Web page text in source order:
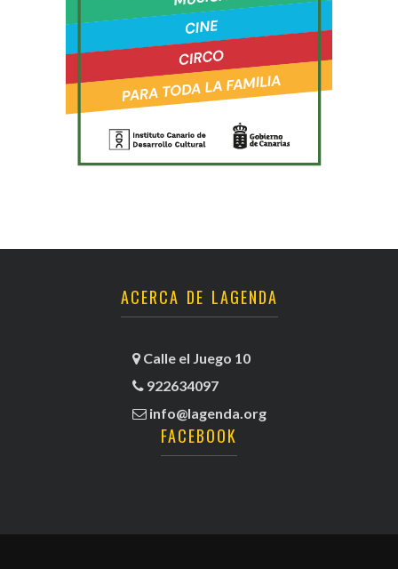
ACERCA DE LAGENDA
Calle el Juego 10
922634097
info@lagenda.org
FACEBOOK